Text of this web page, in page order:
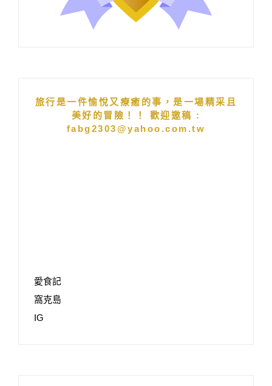
旅行是一件愉悅又療癒的事，是一場精采且
美好的冒險！！ 歡迎邀稿 :
fabg2303@yahoo.com.tw
愛食記
窩克島
IG